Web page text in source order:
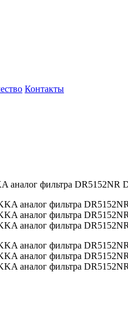
Контакты
аналог фильтра DR5152NR